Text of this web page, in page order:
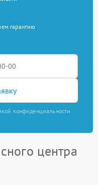
гарантию
конфиденциальности
центра